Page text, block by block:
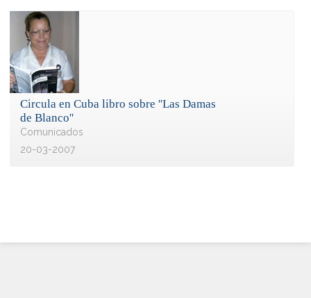
Circula en Cuba libro sobre ''Las Damas
de Blanco''
Comunicados
20-03-2007